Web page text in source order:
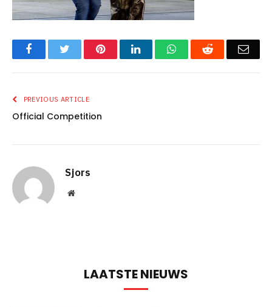
FacebookTwitter PinterestLinkedInWhatsAppReddit
PREVIOUS ARTICLE
Official Competition
Sjors
Website
LAATSTE NIEUWS